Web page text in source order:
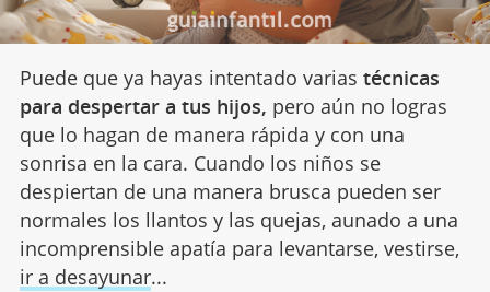
Puede que ya hayas intentado varias técnicas
para despertar a tus hijos, pero aún no logras
que lo hagan de manera rápida y con una
sonrisa en la cara. Cuando los niños se
despiertan de una manera brusca pueden ser
normales los llantos y las quejas, aunado a una
incomprensible apatía para levantarse, vestirse,
ir a desayunar...